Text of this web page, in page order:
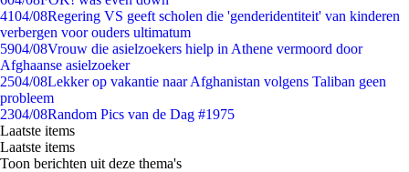
4104/08Regering VS geeft scholen die 'genderidentiteit' van kinderen
verbergen voor ouders ultimatum
5904/08Vrouw die asielzoekers hielp in Athene vermoord door
Afghaanse asielzoeker
2504/08Lekker op vakantie naar Afghanistan volgens Taliban geen
probleem
2304/08Random Pics van de Dag #1975
Laatste items
Laatste items
Toon berichten uit deze thema's